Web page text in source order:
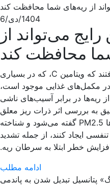
1404/دی/6
رایج می‌تواند از
محافظت کند
محققان در یک مطالعه جدید دریافتند که ویتامین C، که در بسیاری
مکمل‌های غذایی موجود است،
ریه‌ها در برابر آسیب‌های ناشی
به بررسی اثر ذرات ریز معلق
در هوا پرداخته است که به آن‌ها PM2.5 گفته می‌شود و شناخته
ایجاد کنند، از جمله تشدید
خطر ابتلا به سرطان ریه.
ادامه مطلب